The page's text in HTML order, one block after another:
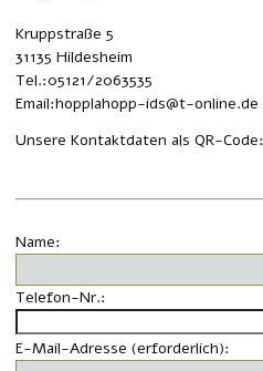
Kruppstraße 5
31135 Hildesheim
Tel.:05121/2063535
Email:hopplahopp-ids@t-online.de
Unsere Kontaktdaten als QR-Code:
Name:
Telefon-Nr.:
E-Mail-Adresse (erforderlich):